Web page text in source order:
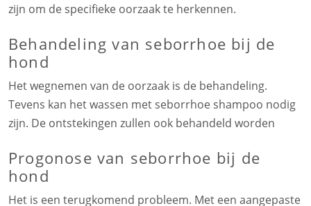
zijn om de specifieke oorzaak te herkennen.
Behandeling van seborrhoe bij de
hond
Het wegnemen van de oorzaak is de behandeling.
Tevens kan het wassen met seborrhoe shampoo nodig
zijn. De ontstekingen zullen ook behandeld worden
Progonose van seborrhoe bij de
hond
Het is een terugkomend probleem. Met een aangepaste